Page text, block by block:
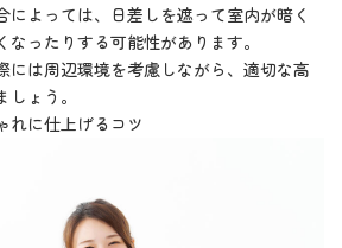
によっては、日差しを遮って室内が暗く
ったりする可能性があります。
には周辺環境を考慮しながら、適切な高
ょう。
れに仕上げるコツ